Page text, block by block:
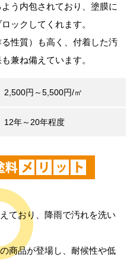
う内包されており、塗膜に
ックしてくれます。
性質）も高く、付着した汚
兼ね備えています。
2,500円～5,500円/㎡
12年～20年程度
ており、降雨で汚れを洗い
商品が登場し、耐候性や低